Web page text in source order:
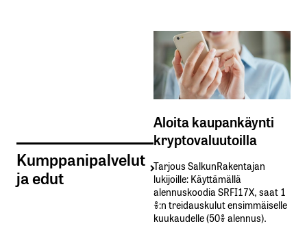
Kumppanipalvelut
ja edut
Aloita kaupankäynti
kryptovaluutoilla
Tarjous SalkunRakentajan
lukijoille: Käyttämällä​ ​
alennuskoodia​ ​SRFI17X,​ ​saat​ ​1
%:n treidauskulut​ ​ensimmäiselle​ ​
kuukaudelle​ ​(50%​ ​alennus).